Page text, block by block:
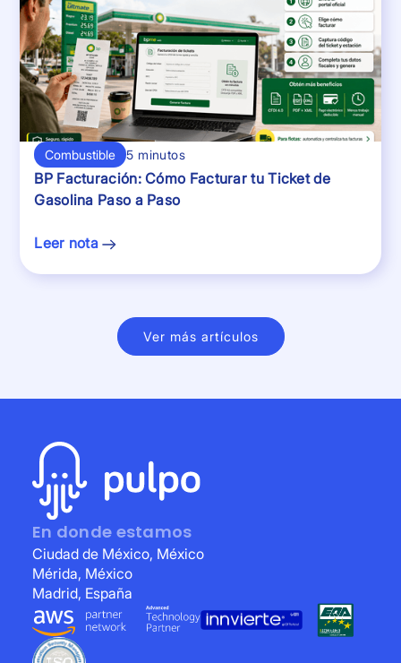
Combustible 5 minutos
BP Facturación: Cómo Facturar tu Ticket de
Gasolina Paso a Paso
Leer nota
Ver más artículos
En donde estamos
Ciudad de México, México
Mérida, México
Madrid, España